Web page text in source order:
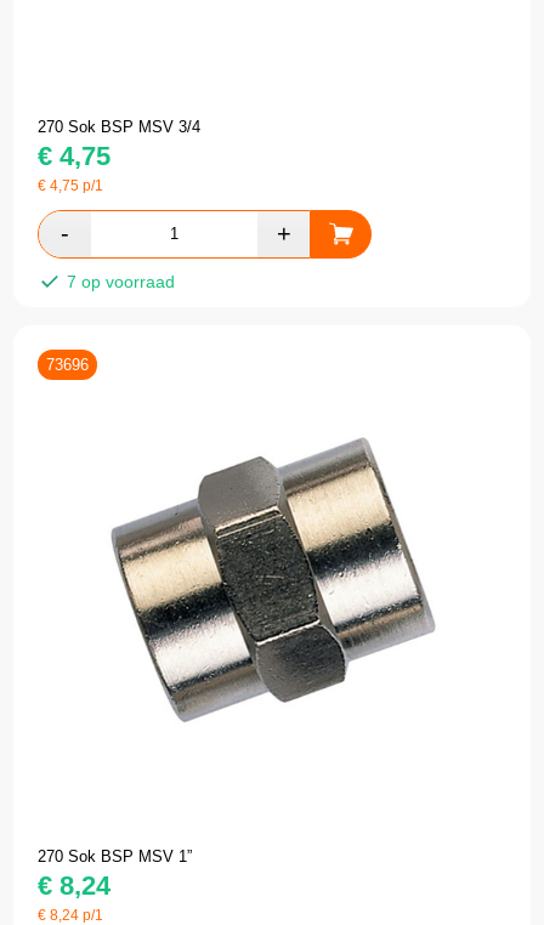
270 Sok BSP MSV 3/4
€ 4,75
€4,75 p/1
7 op voorraad
73696
270 Sok BSP MSV 1”
€ 8,24
€8,24 p/1